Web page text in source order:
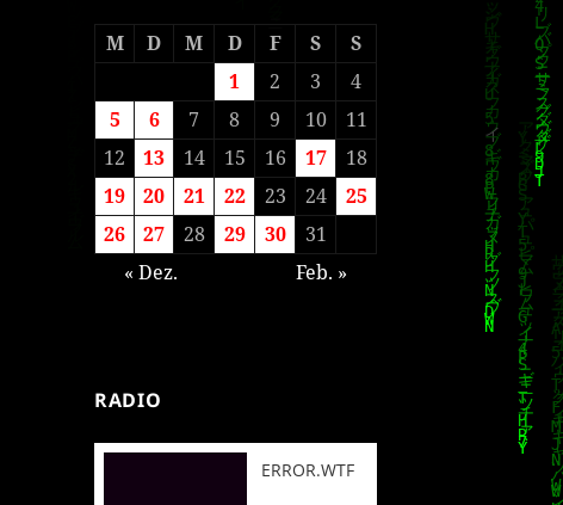
M D M D F S
S
1
2 3
4
5
6 7 8 9 10
11
12
13 14 15 16 17
18
19
20 21 22 23 24
25
26
27 28 29 30
31
« Dez.
Feb. »
RADIO
ERROR.WTF